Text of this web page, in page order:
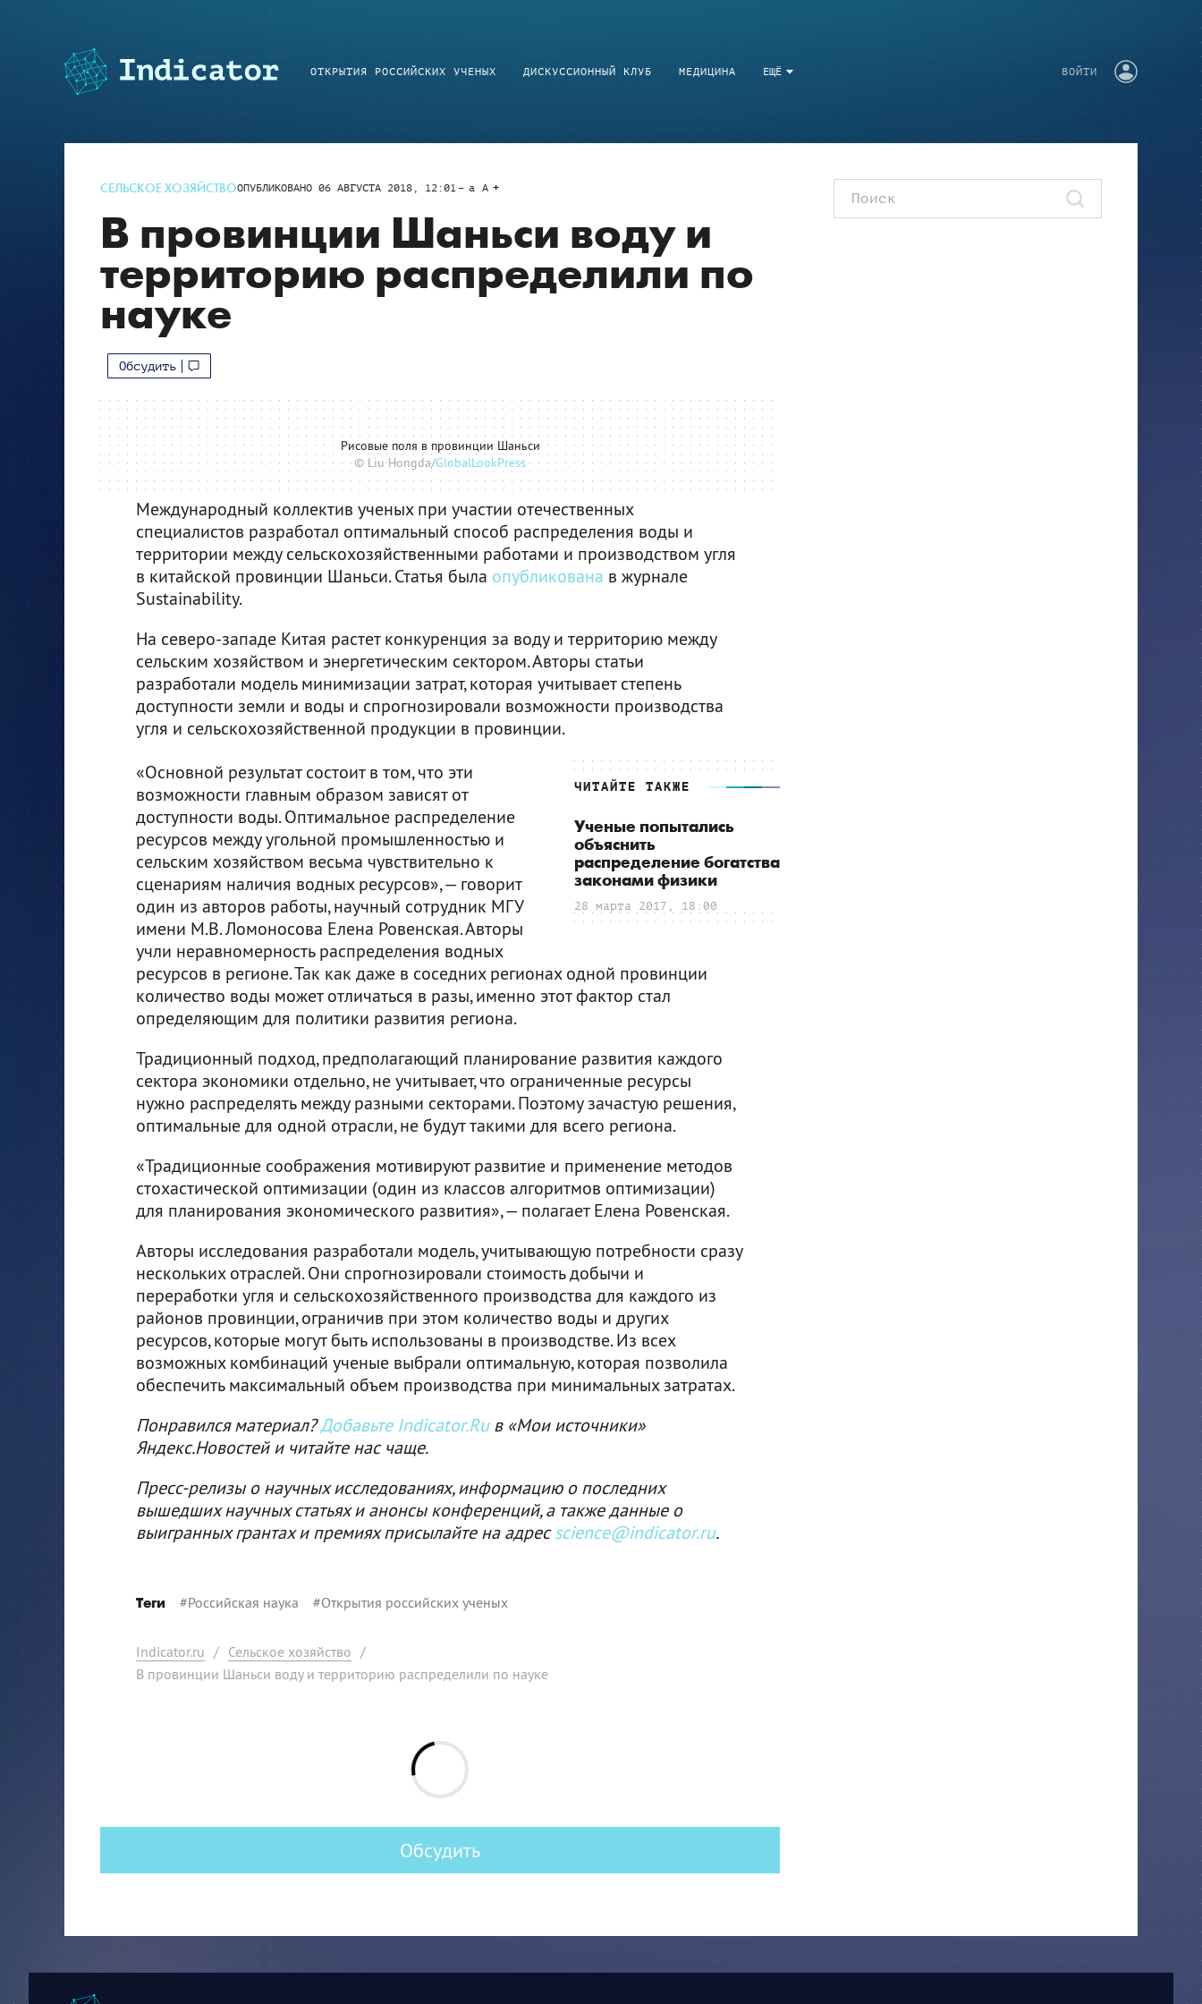
ЕЩЁ
ОТКРЫТИЯ РОССИЙСКИХ УЧЕНЫХ ДИСКУССИОННЫЙ КЛУБ МЕДИЦИНА ВОЙТИ
СЕЛЬСКОЕ ХОЗЯЙСТВООПУБЛИКОВАНО 06 АВГУСТА 2018, 12:01 a A
В провинции Шаньси воду и
территорию распределили по
науке
Обсудить
Рисовые поля в провинции Шаньси
© Liu Hongda/GlobalLookPress
Международный коллектив ученых при участии отечественных
специалистов разработал оптимальный способ распределения воды и
территории между сельскохозяйственными работами и производством угля
в китайской провинции Шаньси. Статья была опубликована в журнале
Sustainability.
На северо-западе Китая растет конкуренция за воду и территорию между
сельским хозяйством и энергетическим сектором. Авторы статьи
разработали модель минимизации затрат, которая учитывает степень
доступности земли и воды и спрогнозировали возможности производства
угля и сельскохозяйственной продукции в провинции.
ЧИТАЙТЕ ТАКЖЕ
Ученые попытались
объяснить
распределение богатства
законами физики
28 марта 2017, 18:00
«Основной результат состоит в том, что эти
возможности главным образом зависят от
доступности воды. Оптимальное распределение
ресурсов между угольной промышленностью и
сельским хозяйством весьма чувствительно к
сценариям наличия водных ресурсов», — говорит
один из авторов работы, научный сотрудник МГУ
имени М.В. Ломоносова Елена Ровенская. Авторы
учли неравномерность распределения водных
ресурсов в регионе. Так как даже в соседних регионах одной провинции
количество воды может отличаться в разы, именно этот фактор стал
определяющим для политики развития региона.
Традиционный подход, предполагающий планирование развития каждого
сектора экономики отдельно, не учитывает, что ограниченные ресурсы
нужно распределять между разными секторами. Поэтому зачастую решения,
оптимальные для одной отрасли, не будут такими для всего региона.
«Традиционные соображения мотивируют развитие и применение методов
стохастической оптимизации (один из классов алгоритмов оптимизации)
для планирования экономического развития», — полагает Елена Ровенская.
Авторы исследования разработали модель, учитывающую потребности сразу
нескольких отраслей. Они спрогнозировали стоимость добычи и
переработки угля и сельскохозяйственного производства для каждого из
районов провинции, ограничив при этом количество воды и других
ресурсов, которые могут быть использованы в производстве. Из всех
возможных комбинаций ученые выбрали оптимальную, которая позволила
обеспечить максимальный объем производства при минимальных затратах.
Понравился материал?Добавьте Indicator.Ruв «Мои источники»
Яндекс.Новостей и читайте нас чаще.
Пресс-релизы о научных исследованиях, информацию о последних
вышедших научных статьях и анонсы конференций, а также данные о
выигранных грантах и премиях присылайте на адресscience@indicator.ru.
Теги #Российская наука #Открытия российских ученых
Indicator.ru / Сельское хозяйство /
В провинции Шаньси воду и территорию распределили по науке
Обсудить